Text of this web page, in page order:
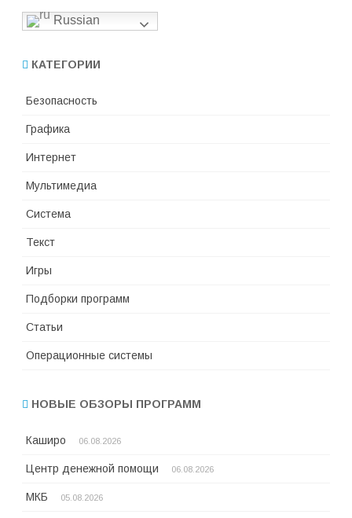
Russian
КАТЕГОРИИ
Безопасность
Графика
Интернет
Мультимедиа
Система
Текст
Игры
Подборки программ
Статьи
Операционные системы
НОВЫЕ ОБЗОРЫ ПРОГРАММ
Каширо 06.08.2026
Центр денежной помощи 06.08.2026
МКБ 05.08.2026